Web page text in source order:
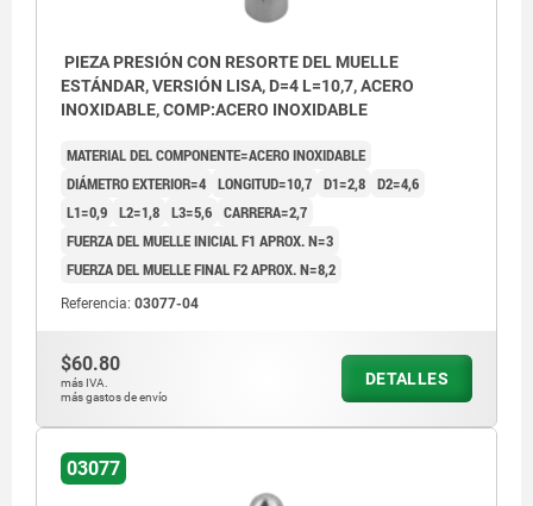
PIEZA PRESIÓN CON RESORTE DEL MUELLE
ESTÁNDAR, VERSIÓN LISA, D=4 L=10,7, ACERO
INOXIDABLE, COMP:ACERO INOXIDABLE
MATERIAL DEL COMPONENTE=ACERO INOXIDABLE
DIÁMETRO EXTERIOR=4 LONGITUD=10,7 D1=2,8 D2=4,6
L1=0,9 L2=1,8 L3=5,6 CARRERA=2,7
FUERZA DEL MUELLE INICIAL F1 APROX. N=3
FUERZA DEL MUELLE FINAL F2 APROX. N=8,2
Referencia: 03077-04
$60.80
más IVA.
más gastos de envío
DETALLES
03077